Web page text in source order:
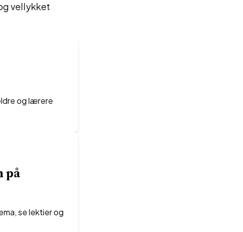
vellykket
og lærere
på
se lektier og